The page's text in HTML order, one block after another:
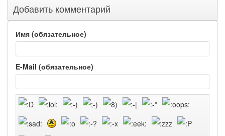
родителей в
Добавить комментарий
Имя (обязательное)
E-Mail (обязательное)